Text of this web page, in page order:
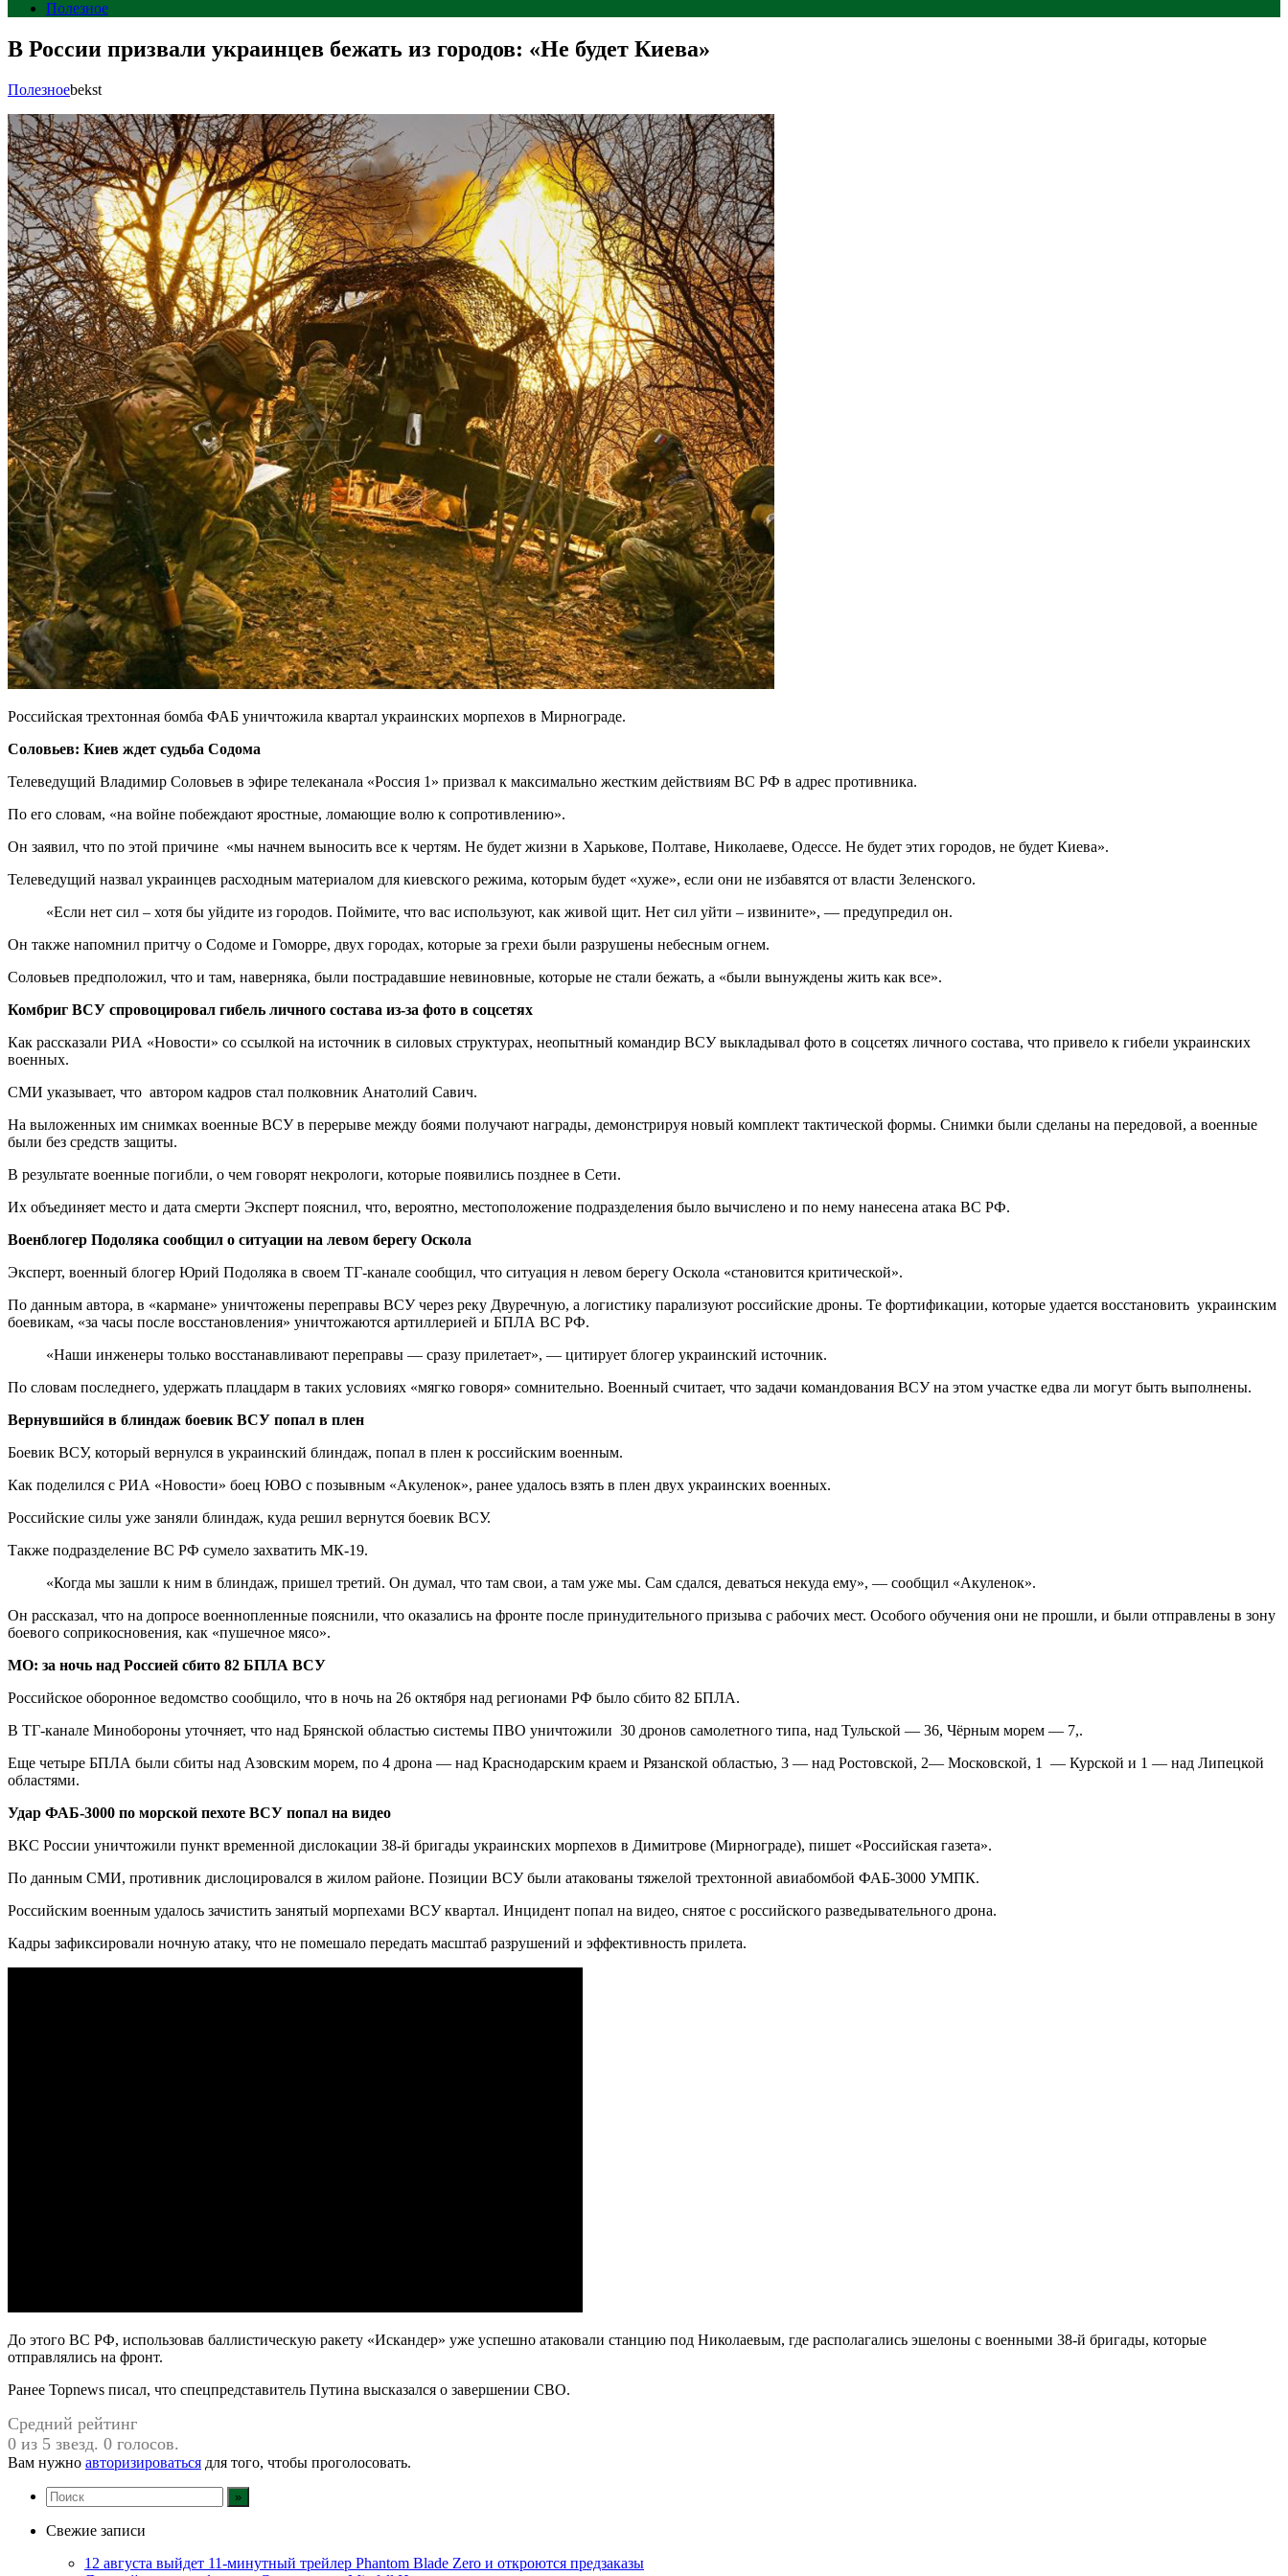
Полезное
В России призвали украинцев бежать из городов: «Не будет Киева»
Полезноеbekst
Российская трехтонная бомба ФАБ уничтожила квартал украинских морпехов в Мирнограде.
Соловьев: Киев ждет судьба Содома
Телеведущий Владимир Соловьев в эфире телеканала «Россия 1» призвал к максимально жестким действиям ВС РФ в адрес противника.
По его словам, «на войне побеждают яростные, ломающие волю к сопротивлению».
Он заявил, что по этой причине «мы начнем выносить все к чертям. Не будет жизни в Харькове, Полтаве, Николаеве, Одессе. Не будет этих городов, не будет Киева».
Телеведущий назвал украинцев расходным материалом для киевского режима, которым будет «хуже», если они не избавятся от власти Зеленского.
«Если нет сил – хотя бы уйдите из городов. Поймите, что вас используют, как живой щит. Нет сил уйти – извините», — предупредил он.
Он также напомнил притчу о Содоме и Гоморре, двух городах, которые за грехи были разрушены небесным огнем.
Соловьев предположил, что и там, наверняка, были пострадавшие невиновные, которые не стали бежать, а «были вынуждены жить как все».
Комбриг ВСУ спровоцировал гибель личного состава из-за фото в соцсетях
Как рассказали РИА «Новости» со ссылкой на источник в силовых структурах, неопытный командир ВСУ выкладывал фото в соцсетях личного состава, что привело к гибели украинских
военных.
СМИ указывает, что автором кадров стал полковник Анатолий Савич.
На выложенных им снимках военные ВСУ в перерыве между боями получают награды, демонстрируя новый комплект тактической формы. Снимки были сделаны на передовой, а военные
были без средств защиты.
В результате военные погибли, о чем говорят некрологи, которые появились позднее в Сети.
Их объединяет место и дата смерти Эксперт пояснил, что, вероятно, местоположение подразделения было вычислено и по нему нанесена атака ВС РФ.
Военблогер Подоляка сообщил о ситуации на левом берегу Оскола
Эксперт, военный блогер Юрий Подоляка в своем ТГ-канале сообщил, что ситуация н левом берегу Оскола «становится критической».
По данным автора, в «кармане» уничтожены переправы ВСУ через реку Двуречную, а логистику парализуют российские дроны. Те фортификации, которые удается восстановить украинским
боевикам, «за часы после восстановления» уничтожаются артиллерией и БПЛА ВС РФ.
«Наши инженеры только восстанавливают переправы — сразу прилетает», — цитирует блогер украинский источник.
По словам последнего, удержать плацдарм в таких условиях «мягко говоря» сомнительно. Военный считает, что задачи командования ВСУ на этом участке едва ли могут быть выполнены.
Вернувшийся в блиндаж боевик ВСУ попал в плен
Боевик ВСУ, который вернулся в украинский блиндаж, попал в плен к российским военным.
Как поделился с РИА «Новости» боец ЮВО с позывным «Акуленок», ранее удалось взять в плен двух украинских военных.
Российские силы уже заняли блиндаж, куда решил вернутся боевик ВСУ.
Также подразделение ВС РФ сумело захватить МК-19.
«Когда мы зашли к ним в блиндаж, пришел третий. Он думал, что там свои, а там уже мы. Сам сдался, деваться некуда ему», — сообщил «Акуленок».
Он рассказал, что на допросе военнопленные пояснили, что оказались на фронте после принудительного призыва с рабочих мест. Особого обучения они не прошли, и были отправлены в зону
боевого соприкосновения, как «пушечное мясо».
МО: за ночь над Россией сбито 82 БПЛА ВСУ
Российское оборонное ведомство сообщило, что в ночь на 26 октября над регионами РФ было сбито 82 БПЛА.
В ТГ-канале Минобороны уточняет, что над Брянской областью системы ПВО уничтожили 30 дронов самолетного типа, над Тульской — 36, Чёрным морем — 7,.
Еще четыре БПЛА были сбиты над Азовским морем, по 4 дрона — над Краснодарским краем и Рязанской областью, 3 — над Ростовской, 2— Московской, 1 — Курской и 1 — над Липецкой
областями.
Удар ФАБ-3000 по морской пехоте ВСУ попал на видео
ВКС России уничтожили пункт временной дислокации 38-й бригады украинских морпехов в Димитрове (Мирнограде), пишет «Российская газета».
По данным СМИ, противник дислоцировался в жилом районе. Позиции ВСУ были атакованы тяжелой трехтонной авиабомбой ФАБ-3000 УМПК.
Российским военным удалось зачистить занятый морпехами ВСУ квартал. Инцидент попал на видео, снятое с российского разведывательного дрона.
Кадры зафиксировали ночную атаку, что не помешало передать масштаб разрушений и эффективность прилета.
До этого ВС РФ, использовав баллистическую ракету «Искандер» уже успешно атаковали станцию под Николаевым, где располагались эшелоны с военными 38-й бригады, которые
отправлялись на фронт.
Ранее Topnews писал, что спецпредставитель Путина высказался о завершении СВО.
Средний рейтинг
0 из 5 звезд. 0 голосов.
Вам нужно авторизироваться для того, чтобы проголосовать.
Свежие записи
12 августа выйдет 11-минутный трейлер Phantom Blade Zero и откроются предзаказы